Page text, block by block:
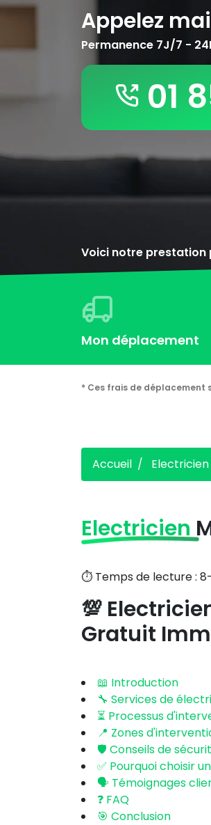
Appelez
Permanence 7J/7 -
01
Voici notre
Mon déplacement
* Ces frais de déplacement
Accueil Electricien
Electricien
⏱️ Temps de lecture :
💯
Gratuit
📖 Introduction
🔧 Services de
⏳ Processus
📍 Zones
🛡️ Conseils de
✅ Pourquoi choisir
🗣️ Témoignages
❓ FAQ
🎯 Conclusion